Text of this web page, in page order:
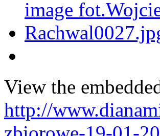
View the
http://